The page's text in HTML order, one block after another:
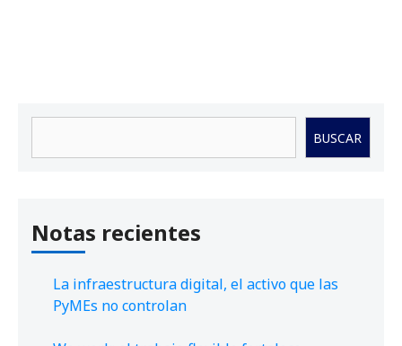
BUSCAR
Notas recientes
La infraestructura digital, el activo que las
PyMEs no controlan